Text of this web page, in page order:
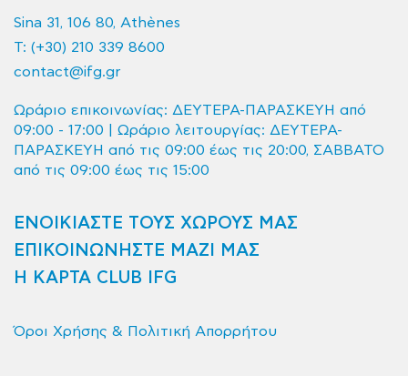
Sina 31, 106 80, Athènes
T: (+30) 210 339 8600
contact@ifg.gr
Ωράριο επικοινωνίας: ΔΕΥΤΕΡΑ-ΠΑΡΑΣΚΕΥΗ από
09:00 - 17:00 | Ωράριο λειτουργίας: ΔΕΥΤΕΡΑ-
ΠΑΡΑΣΚΕΥΗ από τις 09:00 έως τις 20:00, ΣΑΒΒΑΤΟ
από τις 09:00 έως τις 15:00
ΕΝΟΙΚΙΑΣΤΕ ΤΟΥΣ ΧΩΡΟΥΣ ΜΑΣ
ΕΠΙΚΟΙΝΩΝΗΣΤΕ ΜΑΖΙ ΜΑΣ
Η ΚΑΡΤΑ CLUB IFG
Όροι Χρήσης & Πολιτική Απορρήτου